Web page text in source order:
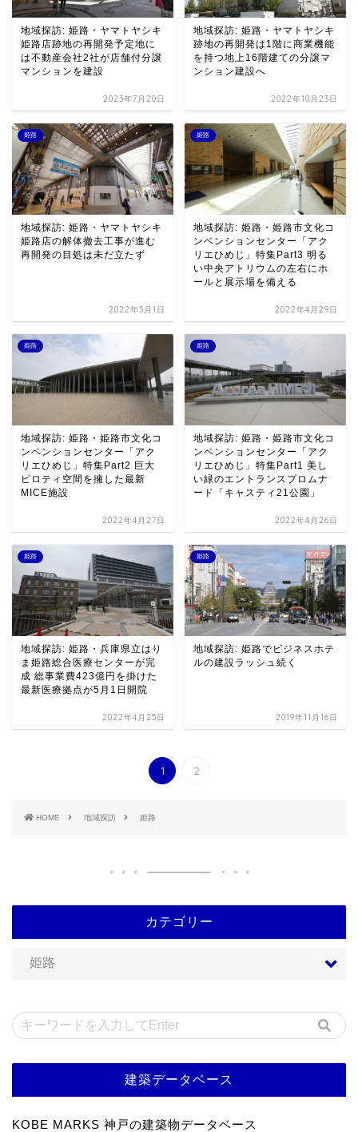
地域探訪: 姫路・ヤマトヤシキ
姫路店跡地の再開発予定地に
は不動産会社2社が店舗付分譲
マンションを建設
2023年7月20日
地域探訪: 姫路・ヤマトヤシキ
跡地の再開発は1階に商業機能
を持つ地上16階建ての分譲マ
ンション建設へ
2022年10月23日
姫路
地域探訪: 姫路・ヤマトヤシキ
姫路店の解体撤去工事が進む
再開発の目処は未だ立たず
2022年5月1日
姫路
地域探訪: 姫路・姫路市文化コ
ンベンションセンター「アク
リエひめじ」特集Part3 明る
い中央アトリウムの左右にホ
ールと展示場を備える
2022年4月29日
姫路
地域探訪: 姫路・姫路市文化コ
ンベンションセンター「アク
リエひめじ」特集Part2 巨大
ピロティ空間を擁した最新
MICE施設
2022年4月27日
姫路
地域探訪: 姫路・姫路市文化コ
ンベンションセンター「アク
リエひめじ」特集Part1 美し
い緑のエントランスプロムナ
ード「キャスティ21公園」
2022年4月26日
姫路
地域探訪: 姫路・兵庫県立はり
ま姫路総合医療センターが完
成 総事業費423億円を掛けた
最新医療拠点が5月1日開院
2022年4月25日
姫路
地域探訪: 姫路でビジネスホテ
ルの建設ラッシュ続く
2019年11月16日
1 2
HOME 地域探訪 姫路
カテゴリー
建築データベース
KOBE MARKS 神戸の建築物データベース